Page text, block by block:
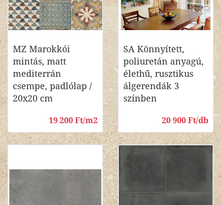
MZ Marokkói
mintás, matt
mediterrán
csempe, padlólap /
20x20 cm
19 200 Ft/m2
SA Könnyített,
poliuretán anyagú,
élethű, rusztikus
álgerendák 3
színben
20 900 Ft/db